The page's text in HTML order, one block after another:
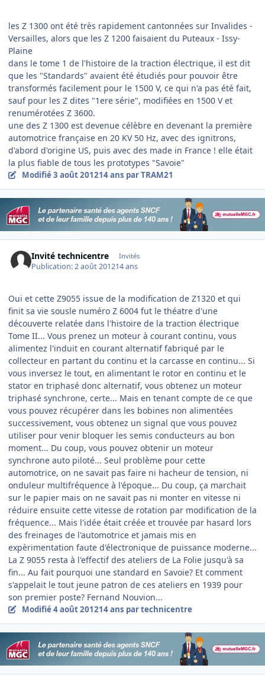
les Z 1300 ont été très rapidement cantonnées sur Invalides -
Versailles, alors que les Z 1200 faisaient du Puteaux - Issy-
Plaine
dans le tome 1 de l'histoire de la traction électrique, il est dit
que les "Standards" avaient été étudiés pour pouvoir être
transformés facilement pour le 1500 V, ce qui n'a pas été fait,
sauf pour les Z dites "1ere série", modifiées en 1500 V et
renumérotées Z 3600.
une des Z 1300 est devenue célèbre en devenant la première
automotrice française en 20 KV 50 Hz, avec des ignitrons,
d'abord d'origine US, puis avec des made in France ! elle était
la plus fiable de tous les prototypes "Savoie"
Modifié3 août 201214 ans par TRAM21
Invité technicentre Invités
Publication:2 août 201214 ans
Oui et cette Z9055 issue de la modification de Z1320 et qui
finit sa vie sousle numéro Z 6004 fut le théatre d'une
découverte relatée dans l'histoire de la traction électrique
Tome II... Vous prenez un moteur à courant continu, vous
alimentez l'induit en courant alternatif fabriqué par le
collecteur en partant du continu et la carcasse en continu... Si
vous inversez le tout, en alimentant le rotor en continu et le
stator en triphasé donc alternatif, vous obtenez un moteur
triphasé synchrone, certe... Mais en tenant compte de ce que
vous pouvez récupérer dans les bobines non alimentées
successivement, vous obtenez un signal que vous pouvez
utiliser pour venir bloquer les semis conducteurs au bon
moment... Du coup, vous pouvez obtenir un moteur
synchrone auto piloté... Seul problème pour cette
automotrice, on ne savait pas faire ni hacheur de tension, ni
onduleur multifréquence à l'époque... Du coup, ça marchait
sur le papier mais on ne savait pas ni monter en vitesse ni
réduire ensuite cette vitesse de rotation par modification de la
fréquence... Mais l'idée était créée et trouvée par hasard lors
des freinages de l'automotrice et jamais mis en
expèrimentation faute d'électronique de puissance moderne...
La Z 9055 resta à l'effectif des ateliers de La Folie jusqu'à sa
fin... Au fait pourquoi une standard en Savoie? Et comment
s'appelait le tout jeune patron de ces ateliers en 1939 pour
son premier poste? Fernand Nouvion...
Modifié4 août 201214 ans par technicentre